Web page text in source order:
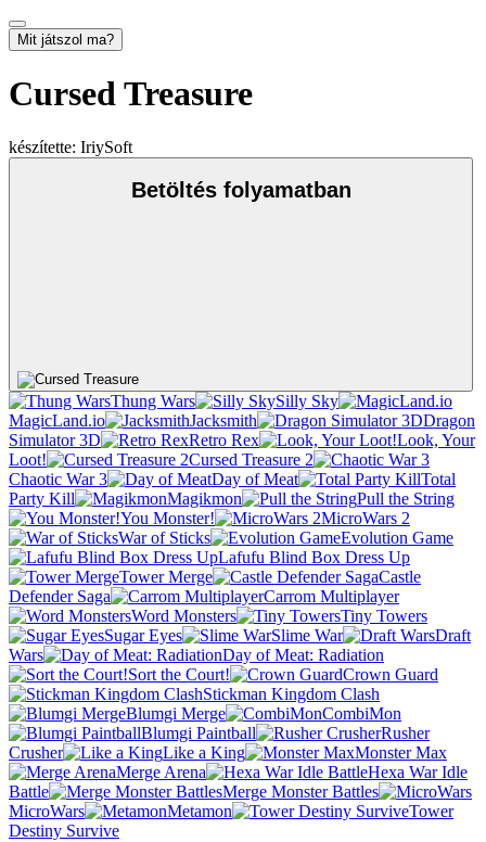
Mit játszol ma?
Cursed Treasure
készítette: IriySoft
Betöltés folyamatban
Thung Wars
Silly Sky
MagicLand.io
Jacksmith
Dragon
Simulator 3D
Retro Rex
Look, Your
Loot!
Cursed Treasure 2
Chaotic War 3
Day of Meat
Total
Party Kill
Magikmon
Pull the String
You Monster!
MicroWars 2
War of Sticks
Evolution Game
Lafufu Blind Box Dress Up
Tower Merge
Castle
Defender Saga
Carrom Multiplayer
Word Monsters
Tiny Towers
Sugar Eyes
Slime War
Draft
Wars
Day of Meat: Radiation
Sort the Court!
Crown Guard
Stickman Kingdom Clash
Blumgi Merge
CombiMon
Blumgi Paintball
Rusher
Crusher
Like a King
Monster Max
Merge Arena
Hexa War Idle
Battle
Merge Monster Battles
MicroWars
Metamon
Tower
Destiny Survive